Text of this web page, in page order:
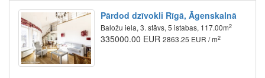
Pārdod dzīvokli Rīgā, Āgenskalnā
Baložu iela, 3. stāvs, 5 istabas, 117.00m2
335000.00 EUR 2863.25 EUR / m2